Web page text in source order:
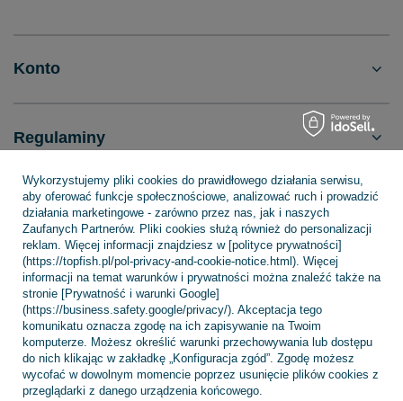
Konto
Regulaminy
INFORMACJE
POMOC
+48 695 775 577 kontakt@topfish.pl
Wykorzystujemy pliki cookies do prawidłowego działania serwisu,
aby oferować funkcje społecznościowe, analizować ruch i prowadzić
działania marketingowe - zarówno przez nas, jak i naszych
Zaufanych Partnerów. Pliki cookies służą również do personalizacji
reklam. Więcej informacji znajdziesz w [polityce prywatności]
(https://topfish.pl/pol-privacy-and-cookie-notice.html). Więcej
informacji na temat warunków i prywatności można znaleźć także na
stronie [Prywatność i warunki Google]
(https://business.safety.google/privacy/). Akceptacja tego
komunikatu oznacza zgodę na ich zapisywanie na Twoim
komputerze. Możesz określić warunki przechowywania lub dostępu
do nich klikając w zakładkę „Konfiguracja zgód”. Zgodę możesz
wycofać w dowolnym momencie poprzez usunięcie plików cookies z
przeglądarki z danego urządzenia końcowego.